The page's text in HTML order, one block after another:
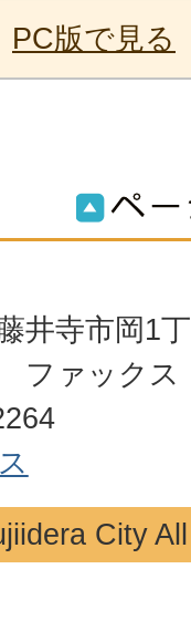
PC版で見る
井寺市岡1
ファックス
City